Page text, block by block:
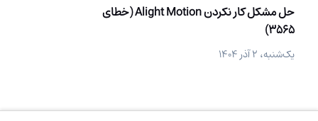
حل مشکل کار نکردن Alight Motion (خطای
3565)
یک‌شنبه، ۲ آذر ۱۴۰۴